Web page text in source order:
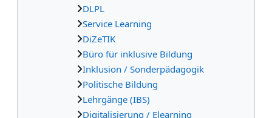
DLPL
Service Learning
DiZeTIK
Büro für inklusive Bildung
Inklusion / Sonderpädagogik
Politische Bildung
Lehrgänge (IBS)
Digitalisierung / Elearning